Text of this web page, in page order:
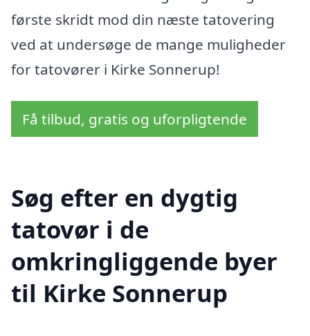
første skridt mod din næste tatovering
ved at undersøge de mange muligheder
for tatovører i Kirke Sonnerup!
Få tilbud, gratis og uforpligtende
Søg efter en dygtig
tatovør i de
omkringliggende byer
til Kirke Sonnerup